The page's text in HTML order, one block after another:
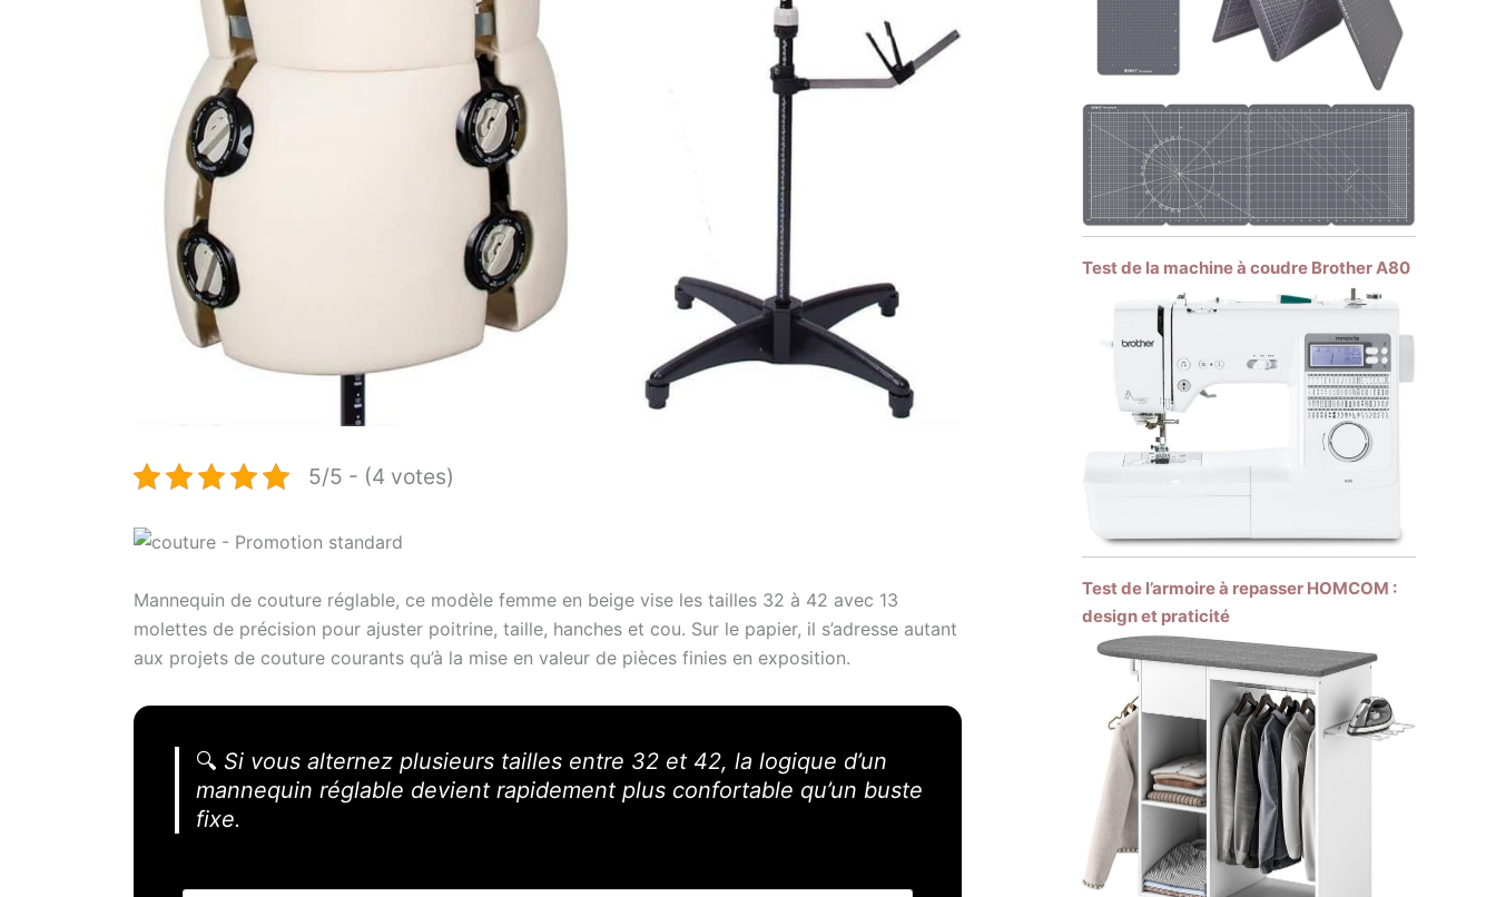
5/5 - (4 votes)
Mannequin de couture réglable, ce modèle femme en beige vise les tailles 32 à 42 avec 13
molettes de précision pour ajuster poitrine, taille, hanches et cou. Sur le papier, il s’adresse autant
aux projets de couture courants qu’à la mise en valeur de pièces finies en exposition.
🔍 Si vous alternez plusieurs tailles entre 32 et 42, la logique d’un
mannequin réglable devient rapidement plus confortable qu’un buste
fixe.
Test de la machine à coudre Brother A80
Test de l’armoire à repasser HOMCOM :
design et praticité